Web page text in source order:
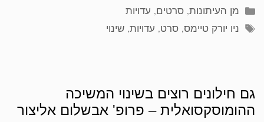
קטגוריות
מן העיתונות,סרטים, עדויות
תגיות
ניו יורק טיימס,סרט, עדויות,שינוי
גם חילונים רוצים בשינוי המשיכה
ההומוסקסואלית – פרופ' אבשלום אליצור